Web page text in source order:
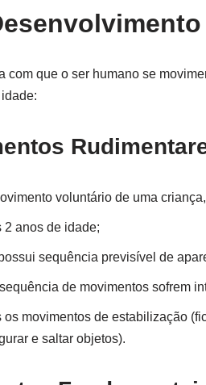
com que o ser humano se
voluntário de uma
2 anos de idade;
sequência previsível de
de movimentos sofrem
movimentos de estabilização
e saltar objetos).